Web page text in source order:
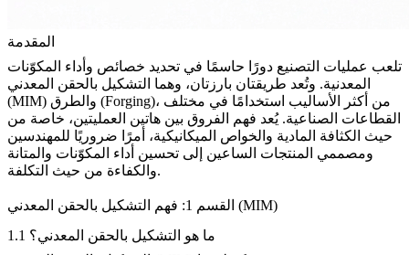
المقدمة
تلعب عمليات التصنيع دورًا حاسمًا في تحديد خصائص وأداء المكوّنات
المعدنية. وتُعد طريقتان بارزتان، وهما التشكيل بالحقن المعدني
(MIM) والطرق (Forging)، من أكثر الأساليب استخدامًا في مختلف
القطاعات الصناعية. يُعد فهم الفروق بين هاتين العمليتين، خاصة من
حيث الكثافة المادية والخواص الميكانيكية، أمرًا ضروريًا للمهندسين
ومصممي المنتجات الساعين إلى تحسين أداء المكوّنات والمتانة
والكفاءة من حيث التكلفة.
القسم 1: فهم التشكيل بالحقن المعدني (MIM)
1.1 ما هو التشكيل بالحقن المعدني؟